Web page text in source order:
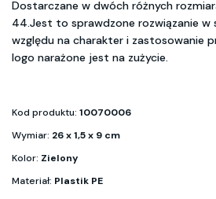
Dostarczane w dwóch różnych
44.Jest to sprawdzone rozwiązanie w
względu na charakter i zastosowanie
logo narażone jest na zużycie.
Kod produktu: 10070006
Wymiar: 26 x 1,5 x 9 cm
Kolor: Zielony
Materiał: Plastik PE